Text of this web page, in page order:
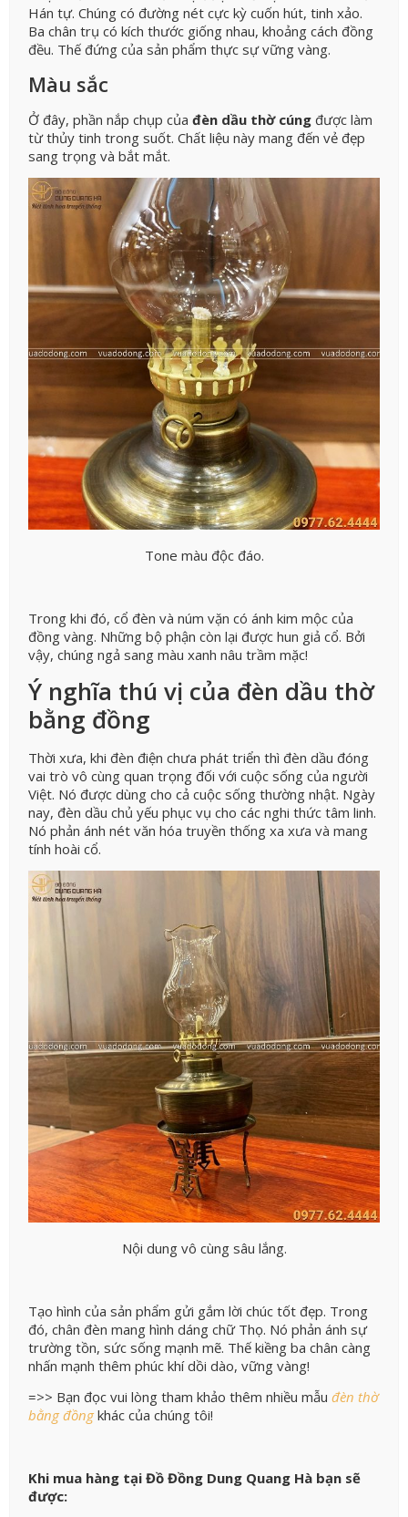
Hán tự. Chúng có đường nét cực kỳ cuốn hút, tinh xảo.
Ba chân trụ có kích thước giống nhau, khoảng cách đồng
đều. Thế đứng của sản phẩm thực sự vững vàng.
Màu sắc
Ở đây, phần nắp chụp của đèn dầu thờ cúng được làm
từ thủy tinh trong suốt. Chất liệu này mang đến vẻ đẹp
sang trọng và bắt mắt.
Tone màu độc đáo.
Trong khi đó, cổ đèn và núm vặn có ánh kim mộc của
đồng vàng. Những bộ phận còn lại được hun giả cổ. Bởi
vậy, chúng ngả sang màu xanh nâu trầm mặc!
Ý nghĩa thú vị của đèn dầu thờ
bằng đồng
Thời xưa, khi đèn điện chưa phát triển thì đèn dầu đóng
vai trò vô cùng quan trọng đối với cuộc sống của người
Việt. Nó được dùng cho cả cuộc sống thường nhật. Ngày
nay, đèn dầu chủ yếu phục vụ cho các nghi thức tâm linh.
Nó phản ánh nét văn hóa truyền thống xa xưa và mang
tính hoài cổ.
Nội dung vô cùng sâu lắng.
Tạo hình của sản phẩm gửi gắm lời chúc tốt đẹp. Trong
đó, chân đèn mang hình dáng chữ Thọ. Nó phản ánh sự
trường tồn, sức sống mạnh mẽ. Thế kiềng ba chân càng
nhấn mạnh thêm phúc khí dồi dào, vững vàng!
=>> Bạn đọc vui lòng tham khảo thêm nhiều mẫu đèn thờ
bằng đồngkhác của chúng tôi!
Khi mua hàng tại Đồ Đồng Dung Quang Hà bạn sẽ
được: